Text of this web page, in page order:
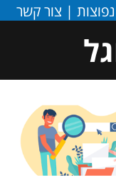
| צור קשר